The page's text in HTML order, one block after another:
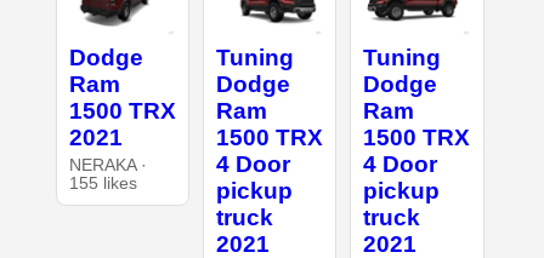
Dodge
Ram
1500 TRX
2021
NERAKA ·
155 likes
Tuning
Dodge
Ram
1500 TRX
4 Door
pickup
truck
2021
Tuning
Dodge
Ram
1500 TRX
4 Door
pickup
truck
2021